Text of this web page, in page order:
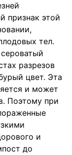
признак этой
тел.
разрезов
цвет. Эта
и может
Поэтому при
и
до